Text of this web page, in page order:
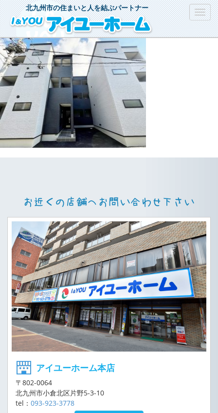
北九州市の住まいと人を結ぶパートナー
アイユーホーム本店
〒802-0064
北九州市小倉北区片野5-3-10
tel： 093-923-3778